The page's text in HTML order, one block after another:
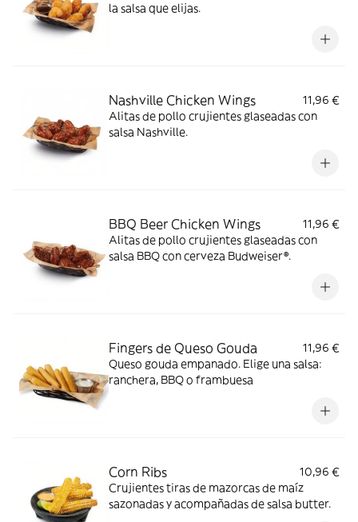
la salsa que elijas.
Nashville Chicken Wings
11,96 €
Alitas de pollo crujientes glaseadas con
salsa Nashville.
BBQ Beer Chicken Wings
11,96 €
Alitas de pollo crujientes glaseadas con
salsa BBQ con cerveza Budweiser®.
Fingers de Queso Gouda
11,96 €
Queso gouda empanado. Elige una salsa:
ranchera, BBQ o frambuesa
Corn Ribs
10,96 €
Crujientes tiras de mazorcas de maíz
sazonadas y acompañadas de salsa butter.